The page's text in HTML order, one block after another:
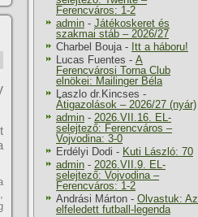
Ferencváros: 1-2
admin - Játékoskeret és
szakmai stáb – 2026/27
Charbel Bouja- Itt a háboru!
Lucas Fuentes - A
Ferencvárosi Torna Club
elnökei: Mailinger Béla
Laszlo dr.Kincses -
Átigazolások – 2026/27 (nyár)
admin - 2026.VII.16. EL-
selejtező: Ferencváros –
Vojvodina: 3-0
Erdélyi Dodi - Kuti László: 70
admin - 2026.VII.9. EL-
selejtező: Vojvodina –
Ferencváros: 1-2
Andrási Márton - Olvastuk: Az
elfeledett futball-legenda